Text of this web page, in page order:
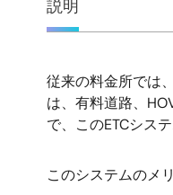
概
説明
説
明
従来の料金所では
は、有料道路、
で、このETCシス
このシステムのメ